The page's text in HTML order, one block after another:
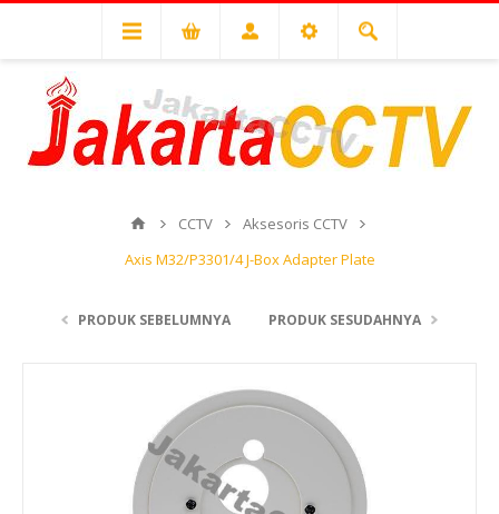
CCTV
Aksesoris CCTV
Axis M32/P3301/4 J-Box Adapter Plate
PRODUK SEBELUMNYA PRODUK SESUDAHNYA